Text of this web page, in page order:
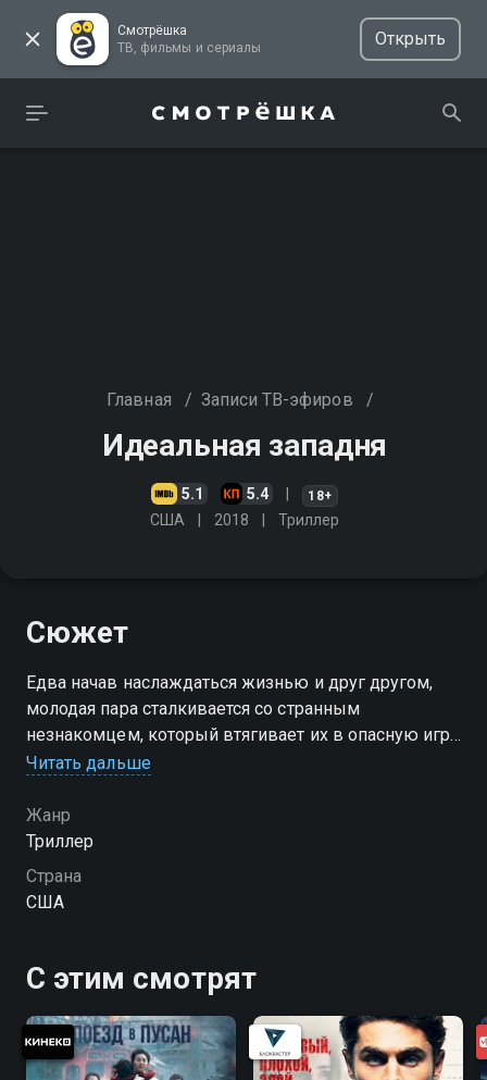
Смотрёшка
ТВ, фильмы и сериалы
Открыть
Главная / Записи ТВ-эфиров /
Идеальная западня
5.1 5.4 18+
США 2018 Триллер
Сюжет
Едва начав наслаждаться жизнью и друг другом,
молодая пара сталкивается со странным
незнакомцем, который втягивает их в опасную игру,
в которой нельзя доверять никому
Читать дальше
Жанр
Триллер
Страна
США
С этим смотрят